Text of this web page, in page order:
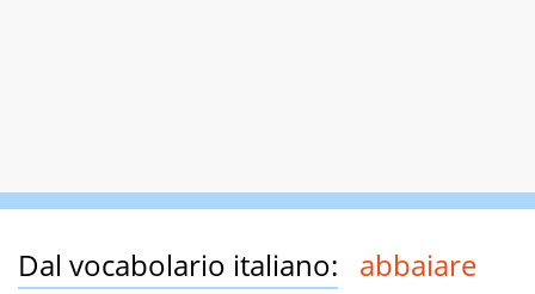
Dal vocabolario italiano: abbaiare